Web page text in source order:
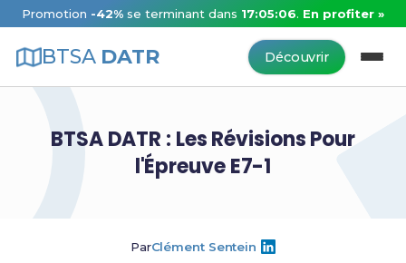
Promotion -42% se terminant dans 17:05:06. En profiter »
BTSA DATR Découvrir
BTSA DATR : Les Révisions Pour
l'Épreuve E7-1
ParClément Sentein